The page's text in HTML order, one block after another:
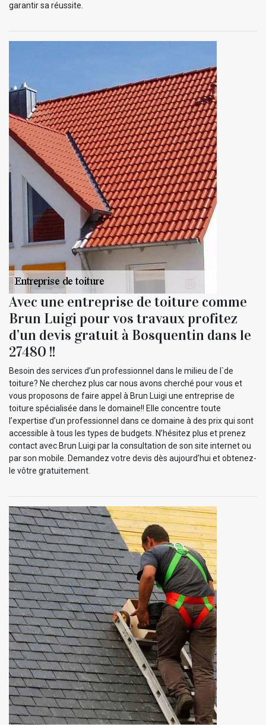
garantir sa réussite.
Avec une entreprise de toiture comme
Brun Luigi pour vos travaux profitez
d’un devis gratuit à Bosquentin dans le
27480 !!
Besoin des services d’un professionnel dans le milieu de l`de
toiture? Ne cherchez plus car nous avons cherché pour vous et
vous proposons de faire appel à Brun Luigi une entreprise de
toiture spécialisée dans le domaine!! Elle concentre toute
l’expertise d’un professionnel dans ce domaine à des prix qui sont
accessible à tous les types de budgets. N’hésitez plus et prenez
contact avec Brun Luigi par la consultation de son site internet ou
par son mobile. Demandez votre devis dès aujourd’hui et obtenez-
le vôtre gratuitement.